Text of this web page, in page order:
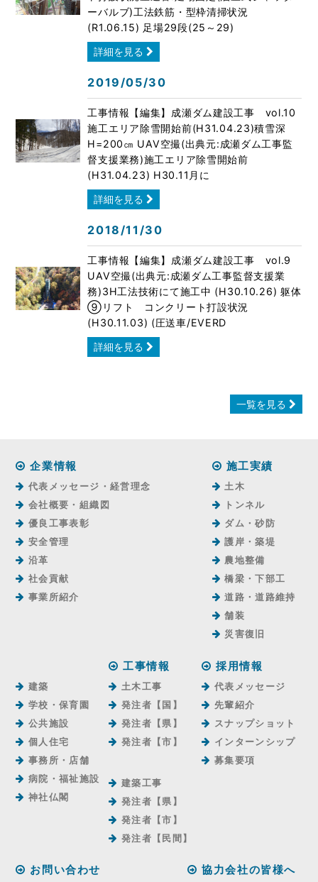
ーバルブ)工法鉄筋・型枠清掃状況
(R1.06.15) 足場29段(25～29)
詳細を見る
2019/05/30
工事情報【編集】成瀬ダム建設工事 vol.10
施工エリア除雪開始前(H31.04.23)積雪深
H=200㎝ UAV空撮(出典元:成瀬ダム工事監
督支援業務)施工エリア除雪開始前
(H31.04.23) H30.11月に
詳細を見る
2018/11/30
工事情報【編集】成瀬ダム建設工事 vol.9
UAV空撮(出典元:成瀬ダム工事監督支援業
務)3H工法技術にて施工中 (H30.10.26) 躯体
⑨リフト コンクリート打設状況
(H30.11.03) (圧送車/EVERD
詳細を見る
一覧を見る
企業情報
代表メッセージ・経営理念
会社概要・組織図
優良工事表彰
安全管理
沿革
社会貢献
事業所紹介
施工実績
土木
トンネル
ダム・砂防
護岸・築堤
農地整備
橋梁・下部工
道路・道路維持
舗装
災害復旧
建築
学校・保育園
公共施設
個人住宅
事務所・店舗
病院・福祉施設
神社仏閣
工事情報
土木工事
発注者【国】
発注者【県】
発注者【市】
建築工事
発注者【県】
発注者【市】
発注者【⺠間】
採用情報
代表メッセージ
先輩紹介
スナップショット
インターンシップ
募集要項
お問い合わせ 協力会社の皆様へ